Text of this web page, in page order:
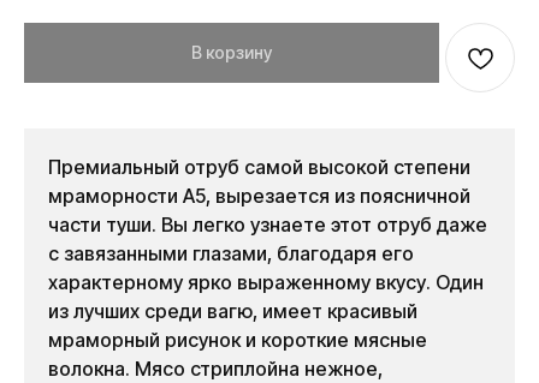
В корзину
Премиальный отруб самой высокой степени
мраморности А5, вырезается из поясничной
части туши. Вы легко узнаете этот отруб даже
с завязанными глазами, благодаря его
характерному ярко выраженному вкусу. Один
из лучших среди вагю, имеет красивый
мраморный рисунок и короткие мясные
волокна. Мясо стриплойна нежное,